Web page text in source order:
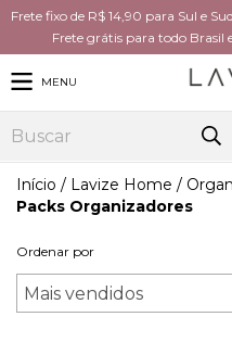
Frete fixo de R$ 14,90 para Sul e
Frete grátis para todo Brasil
MENU
Início / Lavize Home /
Packs Organizadores
Ordenar por